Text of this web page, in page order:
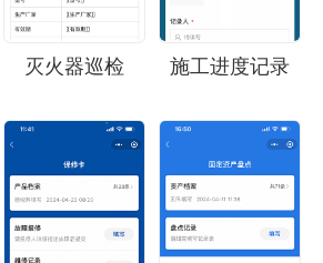
灭火器巡检 施工进度记录